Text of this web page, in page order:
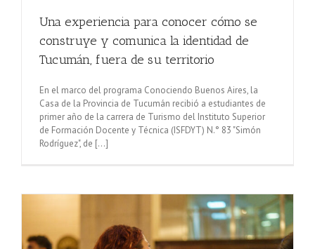
Una experiencia para conocer cómo se
construye y comunica la identidad de
Tucumán, fuera de su territorio
En el marco del programa Conociendo Buenos Aires, la
Casa de la Provincia de Tucumán recibió a estudiantes de
primer año de la carrera de Turismo del Instituto Superior
de Formación Docente y Técnica (ISFDYT) N.° 83 "Simón
Rodríguez", de [...]